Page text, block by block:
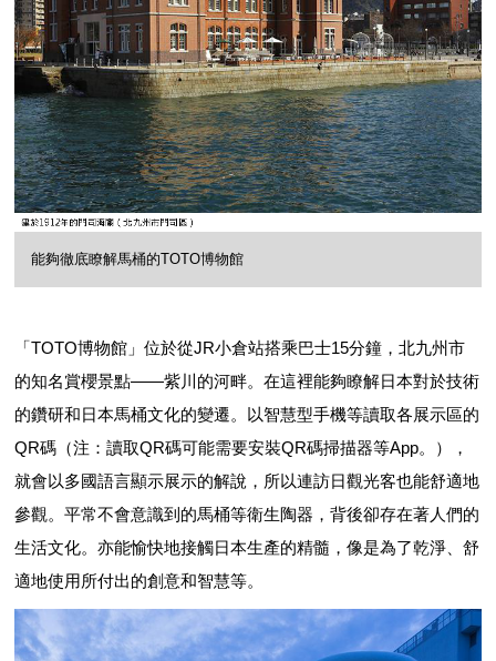
能夠徹底瞭解馬桶的TOTO博物館
「TOTO博物館」位於從JR小倉站搭乘巴士15分鐘，北九州市
的知名賞櫻景點——紫川的河畔。在這裡能夠瞭解日本對於技術
的鑽研和日本馬桶文化的變遷。以智慧型手機等讀取各展示區的
QR碼（注：讀取QR碼可能需要安裝QR碼掃描器等App。），
就會以多國語言顯示展示的解說，所以連訪日觀光客也能舒適地
參觀。平常不會意識到的馬桶等衛生陶器，背後卻存在著人們的
生活文化。亦能愉快地接觸日本生產的精髓，像是為了乾淨、舒
適地使用所付出的創意和智慧等。